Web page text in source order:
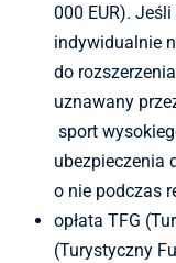
000 EUR).
indywidualnie
do
uznawany
sport
ubezpieczenia
o nie podczas
opłata TFG
(Turystyczny